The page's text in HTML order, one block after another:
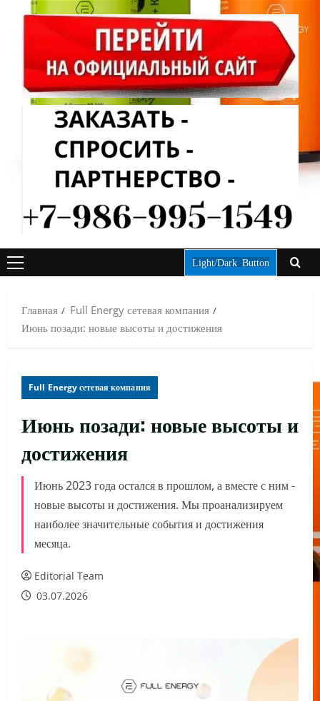
ОСНОВНОЕ
Light/Dark Button
Главная
Full Energy сетевая компания
Июнь позади: новые высоты и достижения
Full Energy сетевая компания
Июнь позади: новые высоты и
достижения
Июнь 2023 года остался в прошлом, а вместе с ним -
новые высоты и достижения. Мы проанализируем
наиболее значительные события и достижения
месяца.
Editorial Team
03.07.2026